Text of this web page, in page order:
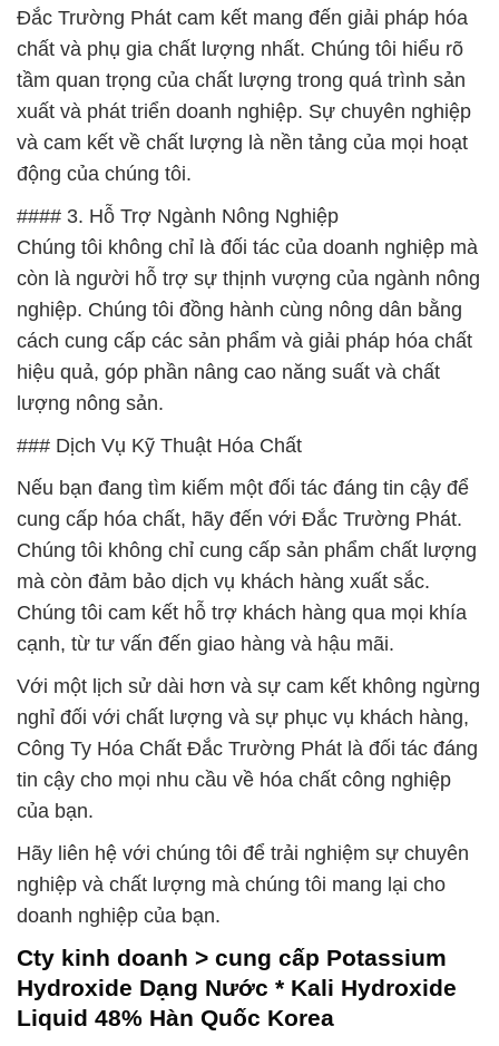
Đắc Trường Phát cam kết mang đến giải pháp hóa
chất và phụ gia chất lượng nhất. Chúng tôi hiểu rõ
tầm quan trọng của chất lượng trong quá trình sản
xuất và phát triển doanh nghiệp. Sự chuyên nghiệp
và cam kết về chất lượng là nền tảng của mọi hoạt
động của chúng tôi.
#### 3. Hỗ Trợ Ngành Nông Nghiệp
Chúng tôi không chỉ là đối tác của doanh nghiệp mà
còn là người hỗ trợ sự thịnh vượng của ngành nông
nghiệp. Chúng tôi đồng hành cùng nông dân bằng
cách cung cấp các sản phẩm và giải pháp hóa chất
hiệu quả, góp phần nâng cao năng suất và chất
lượng nông sản.
### Dịch Vụ Kỹ Thuật Hóa Chất
Nếu bạn đang tìm kiếm một đối tác đáng tin cậy để
cung cấp hóa chất, hãy đến với Đắc Trường Phát.
Chúng tôi không chỉ cung cấp sản phẩm chất lượng
mà còn đảm bảo dịch vụ khách hàng xuất sắc.
Chúng tôi cam kết hỗ trợ khách hàng qua mọi khía
cạnh, từ tư vấn đến giao hàng và hậu mãi.
Với một lịch sử dài hơn và sự cam kết không ngừng
nghỉ đối với chất lượng và sự phục vụ khách hàng,
Công Ty Hóa Chất Đắc Trường Phát là đối tác đáng
tin cậy cho mọi nhu cầu về hóa chất công nghiệp
của bạn.
Hãy liên hệ với chúng tôi để trải nghiệm sự chuyên
nghiệp và chất lượng mà chúng tôi mang lại cho
doanh nghiệp của bạn.
Cty kinh doanh > cung cấp Potassium
Hydroxide Dạng Nước * Kali Hydroxide
Liquid 48% Hàn Quốc Korea